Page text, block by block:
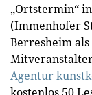
„Ortstermin“
(Immenhofer
Berresheim als
Agentur